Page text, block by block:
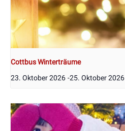
Cottbus Winterträume
23. Oktober 2026 -25. Oktober 2026